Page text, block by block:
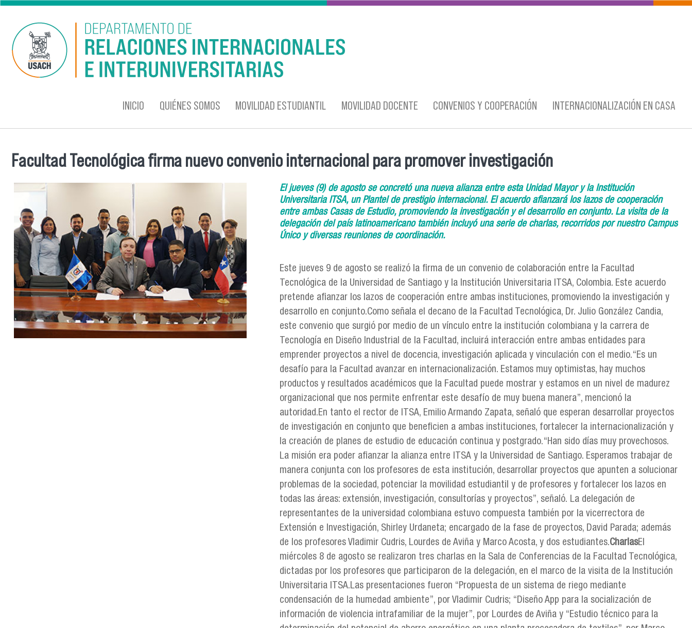
Pasar al contenido principal
INICIO QUIÉNES SOMOS MOVILIDAD ESTUDIANTIL MOVILIDAD DOCENTE CONVENIOS Y COOPERACIÓN INTERNACIONALIZACIÓN EN CASA
Se encuentra usted aquí
Facultad Tecnológica firma nuevo convenio internacional para promover investigación
El jueves (9) de agosto se concretó una nueva alianza entre esta Unidad Mayor y la Institución
Universitaria ITSA, un Plantel de prestigio internacional. El acuerdo afianzará los lazos de cooperación
entre ambas Casas de Estudio, promoviendo la investigación y el desarrollo en conjunto. La visita de la
delegación del país latinoamericano también incluyó una serie de charlas, recorridos por nuestro Campus
Único y diversas reuniones de coordinación.
Este jueves 9 de agosto se realizó la firma de un convenio de colaboración entre la Facultad
Tecnológica de la Universidad de Santiago y la Institución Universitaria ITSA, Colombia. Este acuerdo
pretende afianzar los lazos de cooperación entre ambas instituciones, promoviendo la investigación y
desarrollo en conjunto.Como señala el decano de la Facultad Tecnológica, Dr. Julio González Candia,
este convenio que surgió por medio de un vínculo entre la institución colombiana y la carrera de
Tecnología en Diseño Industrial de la Facultad, incluirá interacción entre ambas entidades para
emprender proyectos a nivel de docencia, investigación aplicada y vinculación con el medio.“Es un
desafío para la Facultad avanzar en internacionalización. Estamos muy optimistas, hay muchos
productos y resultados académicos que la Facultad puede mostrar y estamos en un nivel de madurez
organizacional que nos permite enfrentar este desafío de muy buena manera”, mencionó la
autoridad.En tanto el rector de ITSA, Emilio Armando Zapata, señaló que esperan desarrollar proyectos
de investigación en conjunto que beneficien a ambas instituciones, fortalecer la internacionalización y
la creación de planes de estudio de educación continua y postgrado.“Han sido días muy provechosos.
La misión era poder afianzar la alianza entre ITSA y la Universidad de Santiago. Esperamos trabajar de
manera conjunta con los profesores de esta institución, desarrollar proyectos que apunten a solucionar
problemas de la sociedad, potenciar la movilidad estudiantil y de profesores y fortalecer los lazos en
todas las áreas: extensión, investigación, consultorías y proyectos”, señaló. La delegación de
representantes de la universidad colombiana estuvo compuesta también por la vicerrectora de
Extensión e Investigación, Shirley Urdaneta; encargado de la fase de proyectos, David Parada; además
de los profesores Vladimir Cudris, Lourdes de Aviña y Marco Acosta, y dos estudiantes.CharlasEl
miércoles 8 de agosto se realizaron tres charlas en la Sala de Conferencias de la Facultad Tecnológica,
dictadas por los profesores que participaron de la delegación, en el marco de la visita de la Institución
Universitaria ITSA.Las presentaciones fueron “Propuesta de un sistema de riego mediante
condensación de la humedad ambiente”, por Vladimir Cudris; “Diseño App para la socialización de
información de violencia intrafamiliar de la mujer”, por Lourdes de Aviña y “Estudio técnico para la